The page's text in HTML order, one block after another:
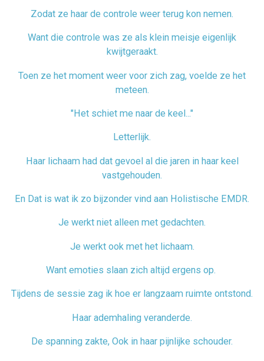
Zodat ze haar de controle weer terug kon nemen.
Want die controle was ze als klein meisje eigenlijk
kwijtgeraakt.
Toen ze het moment weer voor zich zag, voelde ze het
meteen.
"Het schiet me naar de keel..."
Letterlijk.
Haar lichaam had dat gevoel al die jaren in haar keel
vastgehouden.
En Dat is wat ik zo bijzonder vind aan Holistische EMDR.
Je werkt niet alleen met gedachten.
Je werkt ook met het lichaam.
Want emoties slaan zich altijd ergens op.
Tijdens de sessie zag ik hoe er langzaam ruimte ontstond.
Haar ademhaling veranderde.
De spanning zakte, Ook in haar pijnlijke schouder.